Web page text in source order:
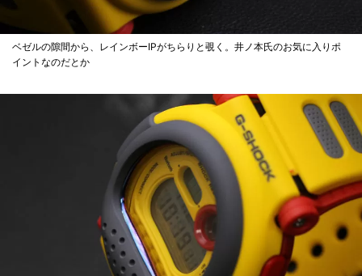
ベゼルの隙間から、レインボーIPがちらりと覗く。井ノ本氏のお気に入りポ
イントなのだとか